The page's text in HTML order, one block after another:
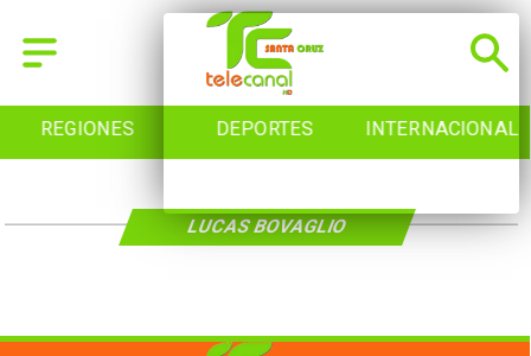
REGIONES DEPORTES INTERNACIONAL
LUCAS BOVAGLIO